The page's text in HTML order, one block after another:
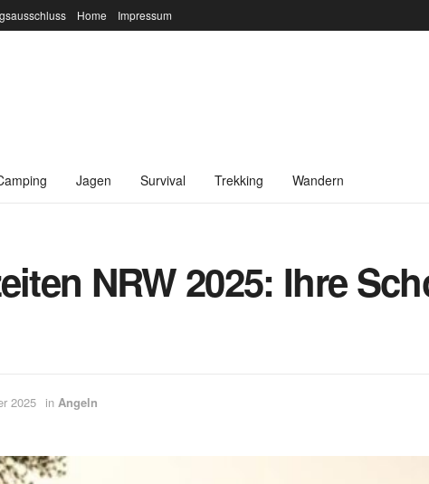
Home Impressum
Jagen Survival Trekking Wandern
NRW 2025: Ihre
2025 in Angeln